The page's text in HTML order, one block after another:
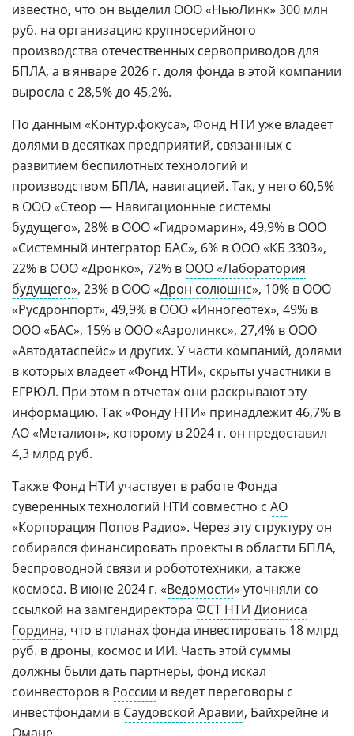
известно, что он выделил ООО «НьюЛинк» 300 млн
руб. на организацию крупносерийного
производства отечественных сервоприводов для
БПЛА, а в январе 2026 г. доля фонда в этой компании
выросла с 28,5% до 45,2%.
По данным «Контур.фокуса», Фонд НТИ уже владеет
долями в десятках предприятий, связанных с
развитием беспилотных технологий и
производством БПЛА, навигацией. Так, у него 60,5%
в ООО «Стеор — Навигационные системы
будущего», 28% в ООО «Гидромарин», 49,9% в ООО
«Системный интегратор БАС», 6% в ООО «КБ 3303»,
22% в ООО «Дронко», 72% в ООО «Лаборатория
будущего», 23% в ООО «Дрон солюшнс», 10% в ООО
«Русдронпорт», 49,9% в ООО «Инногеотех», 49% в
ООО «БАС», 15% в ООО «Аэролинкс», 27,4% в ООО
«Автодатаспейс» и других. У части компаний, долями
в которых владеет «Фонд НТИ», скрыты участники в
ЕГРЮЛ. При этом в отчетах они раскрывают эту
информацию. Так «Фонду НТИ» принадлежит 46,7% в
АО «Металион», которому в 2024 г. он предоставил
4,3 млрд руб.
Также Фонд НТИ участвует в работе Фонда
суверенных технологий НТИ совместно с АО
«Корпорация Попов Радио». Через эту структуру он
собирался финансировать проекты в области БПЛА,
беспроводной связи и робототехники, а также
космоса. В июне 2024 г. «Ведомости» уточняли со
ссылкой на замгендиректора ФСТ НТИ Диониса
Гордина, что в планах фонда инвестировать 18 млрд
руб. в дроны, космос и ИИ. Часть этой суммы
должны были дать партнеры, фонд искал
соинвесторов в России и ведет переговоры с
инвестфондами в Саудовской Аравии, Байхрейне и